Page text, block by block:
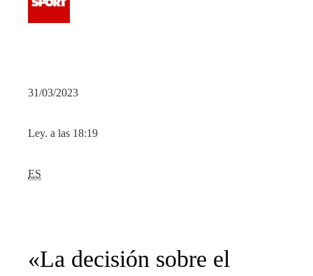
31/03/2023
Ley. a las 18:19
ES
«La decisión sobre el